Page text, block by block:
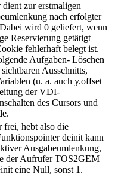
zur erstmaligen
nach erfolgter
wird 0 geliefert, wenn
Reservierung getätigt
fehlerhaft belegt ist.
Aufgaben- Löschen
Ausschnitts,
(u. a. auch y.offset
der VDI-
des Cursors und
hebt also die
deinit kann
Ausgabeumlenkung,
der Aufrufer TOS2GEM
eine Null, sonst 1.